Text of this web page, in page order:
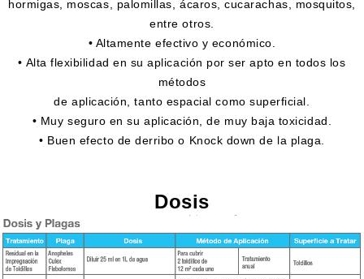
hormigas, moscas, palomillas, ácaros, cucarachas, mosquitos,
entre otros.
• Altamente efectivo y económico.
• Alta flexibilidad en su aplicación por ser apto en todos los
métodos
de aplicación, tanto espacial como superficial.
• Muy seguro en su aplicación, de muy baja toxicidad.
• Buen efecto de derribo o Knock down de la plaga.
Dosis